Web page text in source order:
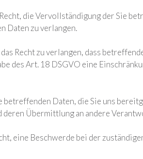
die Vervollständigung der Sie
Daten zu verlangen.
Recht zu verlangen, dass
des Art. 18 DSGVO eine
betreffenden Daten, die Sie uns
deren Übermittlung an andere
eine Beschwerde bei der